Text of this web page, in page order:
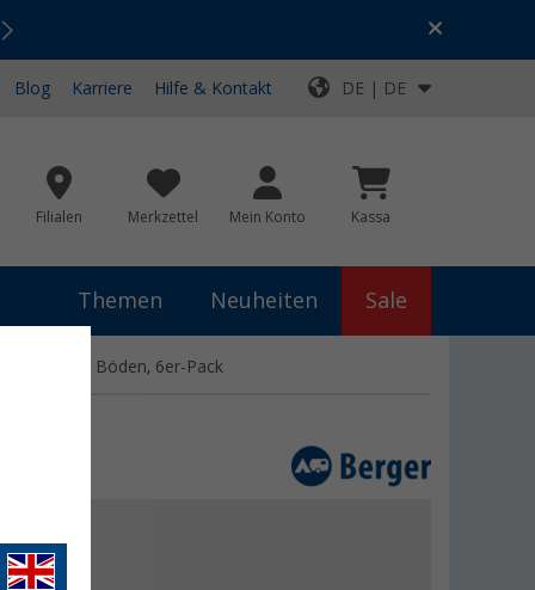
Top-Deals für dein Abenteuer!
Blog Karriere Hilfe & Kontakt DE | DE
Filialen Merkzettel Mein Konto Kassa
Themen Neuheiten Sale
harte Böden, 6er-Pack
€